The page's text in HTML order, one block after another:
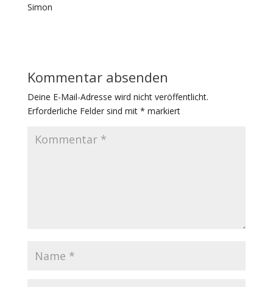
Simon
Kommentar absenden
Deine E-Mail-Adresse wird nicht veröffentlicht.
Erforderliche Felder sind mit * markiert